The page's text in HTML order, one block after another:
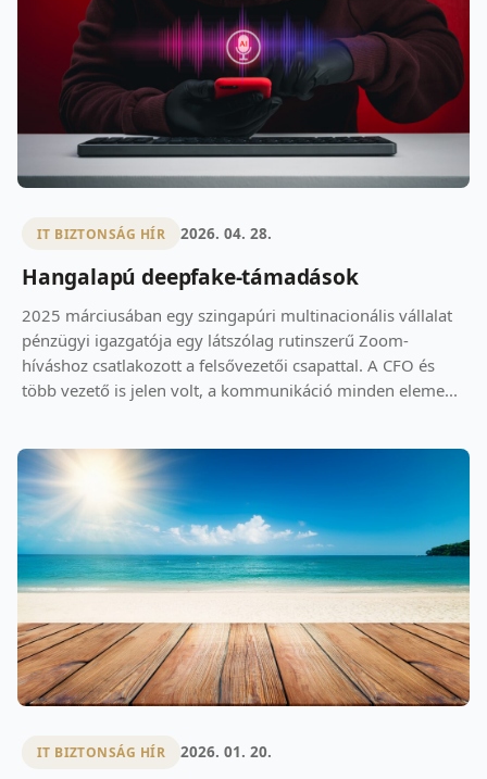
IT BIZTONSÁG HÍR 2026. 04. 28.
Hangalapú deepfake-támadások
2025 márciusában egy szingapúri multinacionális vállalat
pénzügyi igazgatója egy látszólag rutinszerű Zoom-
híváshoz csatlakozott a felsővezetői csapattal. A CFO és
több vezető is jelen volt, a kommunikáció minden eleme...
IT BIZTONSÁG HÍR 2026. 01. 20.